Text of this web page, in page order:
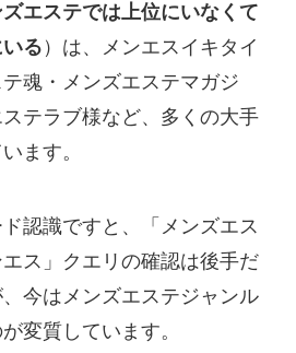
エステでは上位にいなくて
る ）は、メンエスイキタイ
魂・メンズエステマガジ
テラブ様など、多くの大手
ます。
認識ですと、「メンズエス
ス」クエリの確認は後手だ
今はメンズエステジャンル
変質しています。